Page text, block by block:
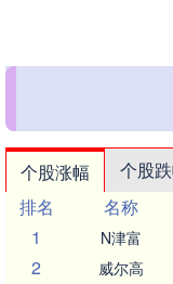
个股涨幅 个股
排名
名称
1
N津富
2 威尔高